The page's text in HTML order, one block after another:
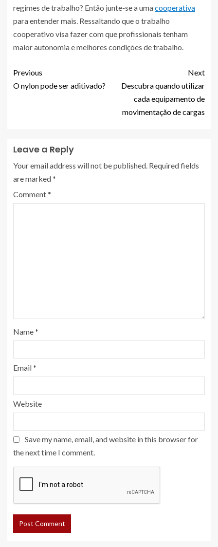
regimes de trabalho? Então junte-se a umacooperativa
para entender mais. Ressaltando que o trabalho
cooperativo visa fazer com que profissionais tenham
maior autonomia e melhores condições de trabalho.
Previous
O nylon pode ser aditivado?
Next
Descubra quando utilizar
cada equipamento de
movimentação de cargas
Leave a Reply
Your email address will not be published. Required fields
are marked*
Comment*
Name*
Email*
Website
Save my name, email, and website in this browser for
the next time I comment.